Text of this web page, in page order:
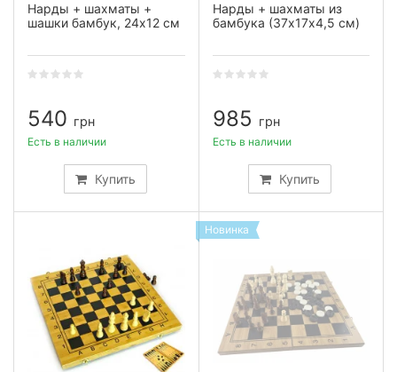
Нарды + шахматы +
шашки бамбук, 24х12 см
540 грн
Купить
Есть в наличии
Нарды + шахматы из
бамбука (37х17х4,5 см)
985 грн
Купить
Есть в наличии
Новинка